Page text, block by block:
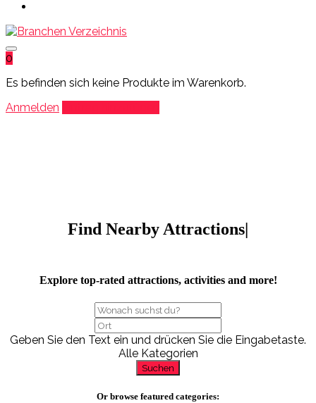
0
Es befinden sich keine Produkte im Warenkorb.
Anmelden
Find NearbyAttractions
Explore top-rated attractions, activities and more!
Geben Sie den Text ein und drücken Sie die Eingabetaste.
Alle Kategorien
Suchen
Or browse featured categories: